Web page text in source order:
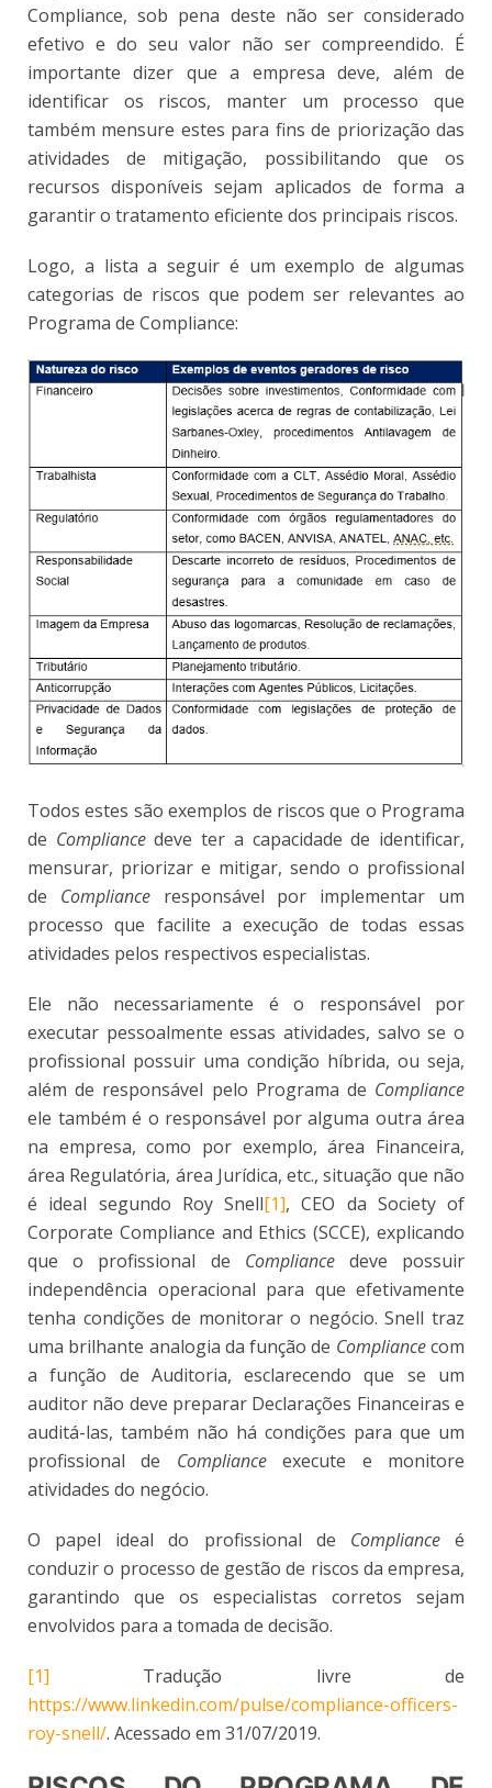
Compliance, sob pena deste não ser considerado
efetivo e do seu valor não ser compreendido. É
importante dizer que a empresa deve, além de
identificar os riscos, manter um processo que
também mensure estes para fins de priorização das
atividades de mitigação, possibilitando que os
recursos disponíveis sejam aplicados de forma a
garantir o tratamento eficiente dos principais riscos.
Logo, a lista a seguir é um exemplo de algumas
categorias de riscos que podem ser relevantes ao
Programa de Compliance:
Todos estes são exemplos de riscos que o Programa
de Compliancedeve ter a capacidade de identificar,
mensurar, priorizar e mitigar, sendo o profissional
de Complianceresponsável por implementar um
processo que facilite a execução de todas essas
atividades pelos respectivos especialistas.
Ele não necessariamente é o responsável por
executar pessoalmente essas atividades, salvo se o
profissional possuir uma condição híbrida, ou seja,
além de responsável pelo Programa de Compliance
ele também é o responsável por alguma outra área
na empresa, como por exemplo, área Financeira,
área Regulatória, área Jurídica, etc., situação que não
é ideal segundo Roy Snell[1], CEO da Society of
Corporate Compliance and Ethics (SCCE), explicando
que o profissional de Compliance deve possuir
independência operacional para que efetivamente
tenha condições de monitorar o negócio. Snell traz
uma brilhante analogia da função de Compliancecom
a função de Auditoria, esclarecendo que se um
auditor não deve preparar Declarações Financeiras e
auditá-las, também não há condições para que um
profissional de Complianceexecute e monitore
atividades do negócio.
O papel ideal do profissional de Complianceé
conduzir o processo de gestão de riscos da empresa,
garantindo que os especialistas corretos sejam
envolvidos para a tomada de decisão.
[1] Tradução livre de
https://www.linkedin.com/pulse/compliance-officers-
roy-snell/. Acessado em 31/07/2019.